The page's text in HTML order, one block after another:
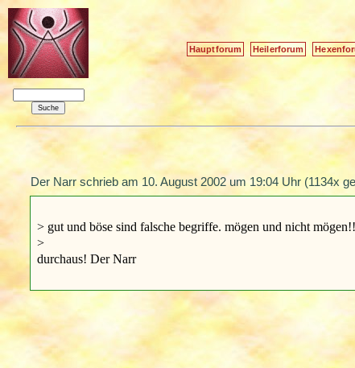
Hauptforum Heilerforum
Der Narr schrieb am 10. August 2002 um 19:04 Uhr (1134x
> gut und böse sind falsche begriffe. mögen und nicht
>
durchaus! Der Narr